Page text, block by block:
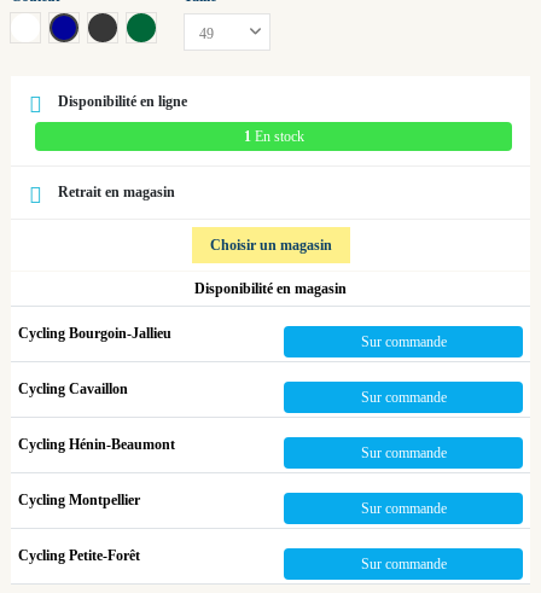
White - Lilac
Blue Diamond - GreyGreen - Carbon
Disponibilité en ligne
1 En stock
Retrait en magasin
Choisir un magasin
Disponibilité en magasin
Cycling Bourgoin-Jallieu Sur commande
Cycling Cavaillon Sur commande
Cycling Hénin-Beaumont Sur commande
Cycling Montpellier Sur commande
Cycling Petite-Forêt Sur commande